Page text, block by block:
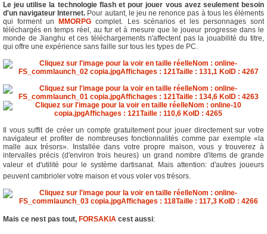
Le jeu utilise la technologie flash et pour jouer vous avez seulement besoin
d'un navigateur Internet. Pour autant, le jeu ne renonce pas à tous les éléments
qui forment un
MMORPG complet. Les scénarios et les personnages sont
téléchargés en temps réel, au fur et à mesure que le joueur progresse dans le
monde de Jianghu et ces téléchargements n'affectent pas la jouabilité du titre,
qui offre une expérience sans faille sur tous les types de PC.
Il vous suffit de créer un compte gratuitement pour jouer directement sur votre
navigateur et profiter de nombreuses fonctionnalités comme par exemple «la
malle aux trésors». Installée dans votre propre maison, vous y trouverez à
intervalles précis (d'environ trois heures) un grand nombre d'items de grande
valeur et d'utilité pour le système dartisanat. Mais attention: d'autres joueurs
peuvent cambrioler votre maison et vous voler vos trésors.
Mais ce nest pas tout, FORSAKIA cest aussi: